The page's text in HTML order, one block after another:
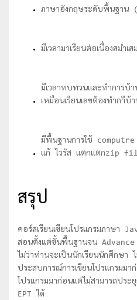
ภาษาอังกฤษระดับพื้นฐาน
มีเวลามาเรียนต่อเนื่องสม่ำเ
มีเวลาทบทวนและทำการบ้า
เหมือนเรียนเลขต้องทำกาีบ้
มีพื้นฐานการใช้ computre
แก้ ไวรัส แตกแตกzip
สรุป
คอร์สเรียนเขียนโปรแกรมภาษา
สอนตั้งแต่ขั้นพื้นฐานจน Advance
ไม่ว่าท่านจะเป็นนักเรียนนักศึกษา
ประสบการณ์การเขียนโปรแกรมม
โปรแกรมมาก่อนแต่ไม่สามารถประ
EPT ได้